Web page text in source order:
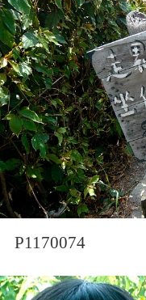
P1170074